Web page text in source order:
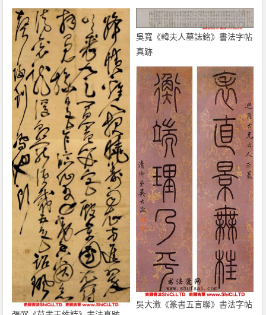
吳寬《韓夫人墓誌銘》書法字帖
真跡
吳大澂《篆書五言聯》書法字帖